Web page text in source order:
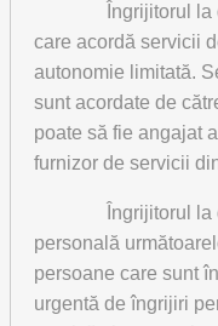
Îngrijitorul la
care acordă servicii
autonomie limitată.
sunt acordate de
poate să fie angajat
furnizor de servicii
Îngrijitorul la
personală
persoane care sunt
urgentă de îngrijiri